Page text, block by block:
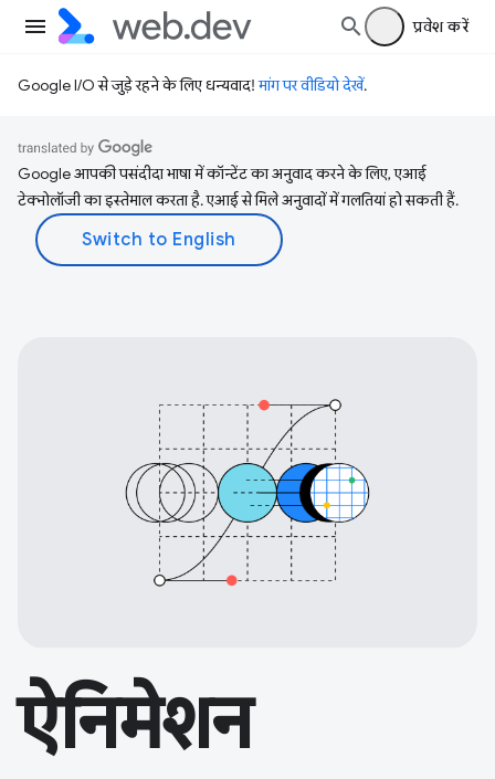
प्रवेश करें
Google I/O से जुड़े रहने के लिए धन्यवाद!मांग पर वीडियो देखें.
Google आपकी पसंदीदा भाषा में कॉन्टेंट का अनुवाद करने के लिए, एआई
टेक्नोलॉजी का इस्तेमाल करता है. एआई से मिले अनुवादों में गलतियां हो सकती हैं.
ऐनिमेशन